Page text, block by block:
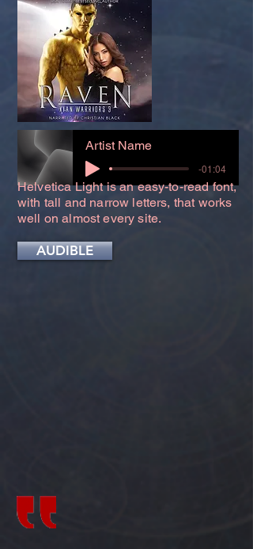
Artist Name
-01:04
Helvetica Light is an easy-to-read font,
with tall and narrow letters, that works
well on almost every site.
AUDIBLE